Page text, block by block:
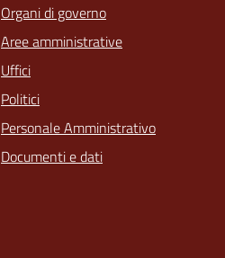
Organi di governo
Aree amministrative
Uffici
Politici
Personale Amministrativo
Documenti e dati